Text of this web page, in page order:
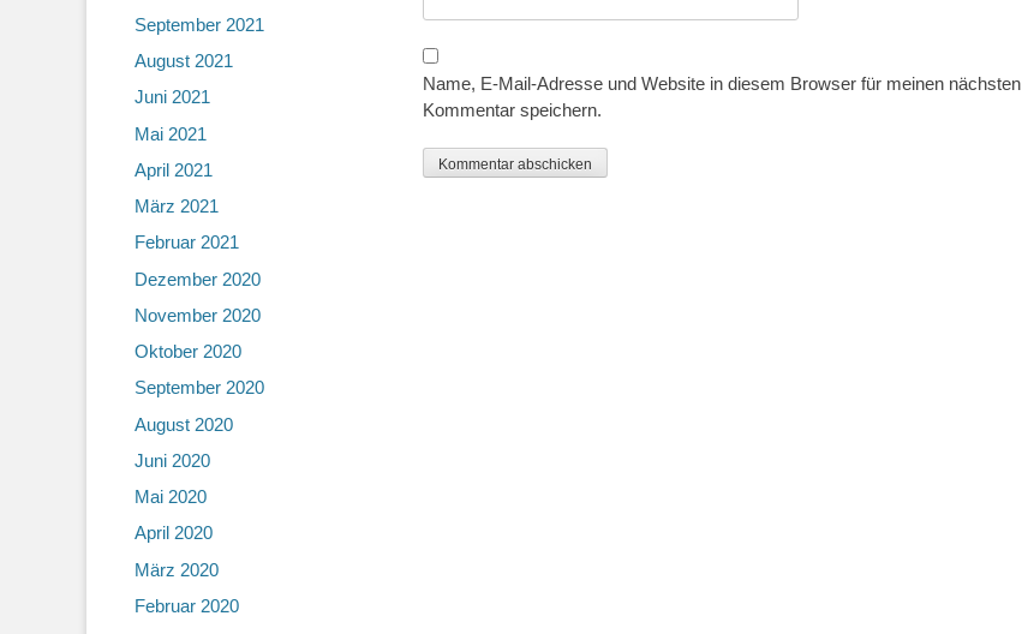
Name, E-Mail-Adresse und Website in diesem Browser für meinen nächsten
Kommentar speichern.
September 2021
August 2021
Juni 2021
Mai 2021
April 2021
März 2021
Februar 2021
Dezember 2020
November 2020
Oktober 2020
September 2020
August 2020
Juni 2020
Mai 2020
April 2020
März 2020
Februar 2020